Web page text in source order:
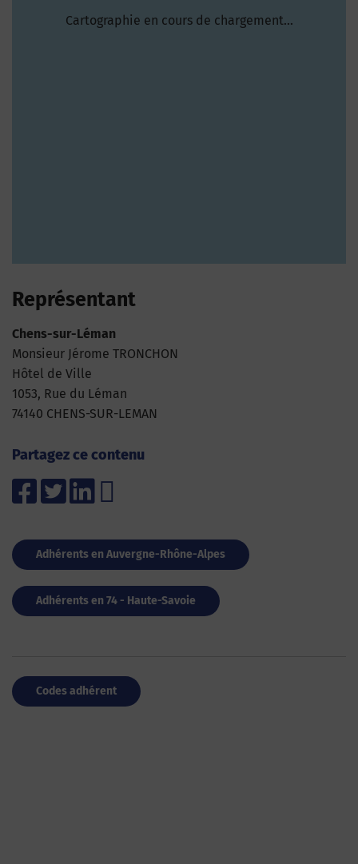
Cartographie en cours de chargement...
Représentant
Chens-sur-Léman
Monsieur Jérome TRONCHON
Hôtel de Ville
1053, Rue du Léman
74140 CHENS-SUR-LEMAN
Partagez ce contenu
Adhérents en Auvergne-Rhône-Alpes
Adhérents en 74 - Haute-Savoie
Codes adhérent